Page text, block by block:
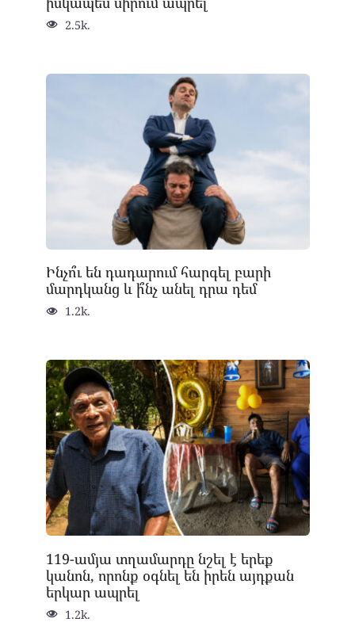
2.5k.
Ինչո՞ւ են դադարում հարգել բարի
մարդկանց և ի՞նչ անել դրա դեմ
1.2k.
119-ամյա տղամարդը նշել է երեք
կանոն, որոնք օգնել են իրեն այդքան
երկար ապրել
1.2k.